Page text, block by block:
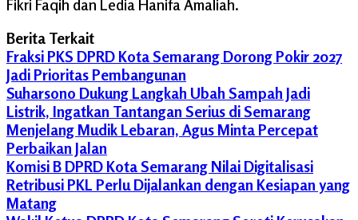
Fikri Faqih dan Ledia Hanifa Amaliah.
Berita Terkait
Fraksi PKS DPRD Kota Semarang Dorong Pokir 2027
Jadi Prioritas Pembangunan
Suharsono Dukung Langkah Ubah Sampah Jadi
Listrik, Ingatkan Tantangan Serius di Semarang
Menjelang Mudik Lebaran, Agus Minta Percepat
Perbaikan Jalan
Komisi B DPRD Kota Semarang Nilai Digitalisasi
Retribusi PKL Perlu Dijalankan dengan Kesiapan yang
Matang